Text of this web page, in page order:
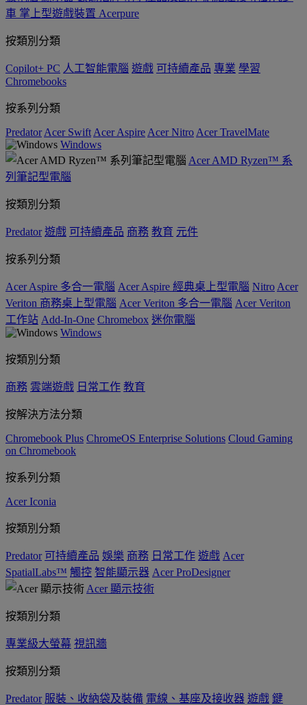
車 掌上型遊戲裝置 Acerpure
按類別分類
Copilot+ PC 人工智能電腦 遊戲 可持續產品 專業 學習
Chromebooks
按系列分類
Predator Acer Swift Acer Aspire Acer Nitro Acer TravelMate
Windows
Acer AMD Ryzen™ 系
列筆記型電腦
按類別分類
Predator 遊戲 可持續產品 商務 教育 元件
按系列分類
Acer Aspire 多合一電腦 Acer Aspire 經典桌上型電腦 Nitro Acer
Veriton 商務桌上型電腦 Acer Veriton 多合一電腦 Acer Veriton
工作站 Add-In-One Chromebox 迷你電腦
Windows
按類別分類
商務 雲端遊戲 日常工作 教育
按解決方法分類
Chromebook Plus ChromeOS Enterprise Solutions Cloud Gaming
on Chromebook
按系列分類
Acer Iconia
按類別分類
Predator 可持續產品 娛樂 商務 日常工作 遊戲 Acer
SpatialLabs™ 觸控 智能顯示器 Acer ProDesigner
Acer 顯示技術
按類別分類
專業級大螢幕 視訊牆
按類別分類
Predator 服裝、收納袋及裝備 電線、基座及接收器 遊戲 鍵